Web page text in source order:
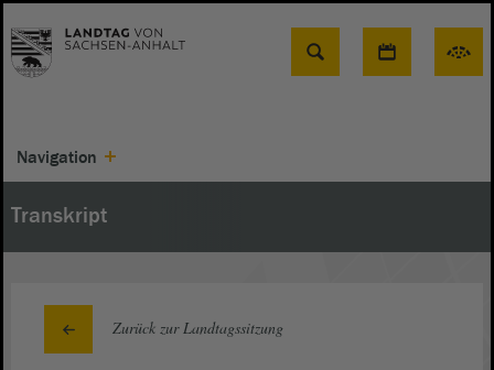
Suche
Navigation
Transkript
Zurück zur Landtagssitzung